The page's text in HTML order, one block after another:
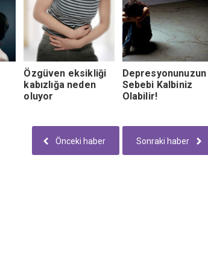
Özgüven eksikliği
kabızlığa neden
oluyor
Depresyonunuzun
Sebebi Kalbiniz
Olabilir!
Sonraki haber
Önceki haber